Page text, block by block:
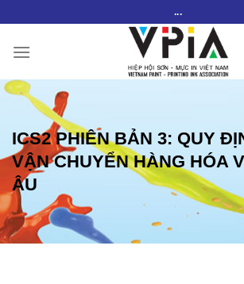
content
...
ICS2 PHIÊN BẢN 3: QUY
VẬN CHUYỂN HÀNG HÓA
ÂU